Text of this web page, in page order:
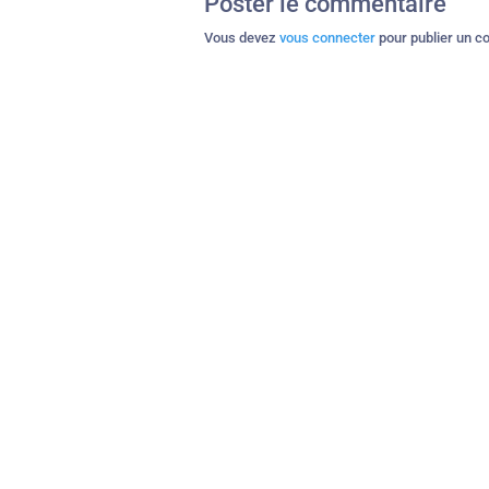
Vous devez vous connecter pour publier un